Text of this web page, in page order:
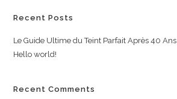
Recent Posts
Le Guide Ultime du Teint Parfait Après 40 Ans
Hello world!
Recent Comments